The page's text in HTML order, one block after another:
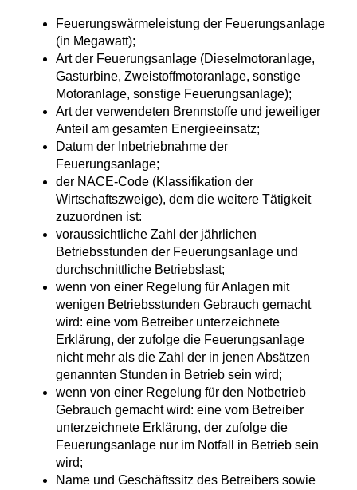
Feuerungswärmeleistung der Feuerungsanlage
(in Megawatt);
Art der Feuerungsanlage (Dieselmotoranlage,
Gasturbine, Zweistoffmotoranlage, sonstige
Motoranlage, sonstige Feuerungsanlage);
Art der verwendeten Brennstoffe und jeweiliger
Anteil am gesamten Energieeinsatz;
Datum der Inbetriebnahme der
Feuerungsanlage;
der NACE-Code (Klassifikation der
Wirtschaftszweige), dem die weitere Tätigkeit
zuzuordnen ist:
voraussichtliche Zahl der jährlichen
Betriebsstunden der Feuerungsanlage und
durchschnittliche Betriebslast;
wenn von einer Regelung für Anlagen mit
wenigen Betriebsstunden Gebrauch gemacht
wird: eine vom Betreiber unterzeichnete
Erklärung, der zufolge die Feuerungsanlage
nicht mehr als die Zahl der in jenen Absätzen
genannten Stunden in Betrieb sein wird;
wenn von einer Regelung für den Notbetrieb
Gebrauch gemacht wird: eine vom Betreiber
unterzeichnete Erklärung, der zufolge die
Feuerungsanlage nur im Notfall in Betrieb sein
wird;
Name und Geschäftssitz des Betreibers sowie